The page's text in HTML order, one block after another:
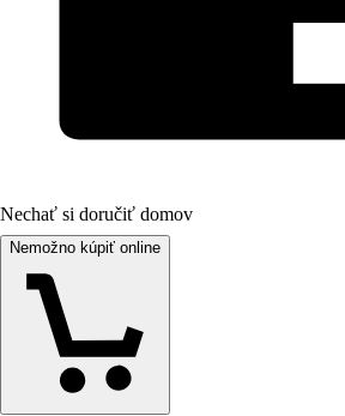
Nechať si doručiť domov
Nemožno kúpiť online